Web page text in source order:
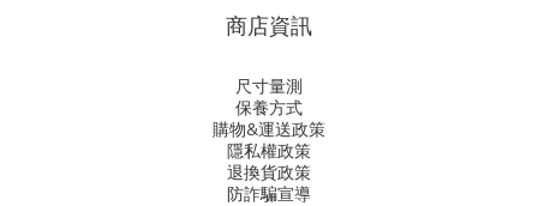
商店資訊
尺寸量測
保養方式
購物&運送政策
隱私權政策
退換貨政策
防詐騙宣導